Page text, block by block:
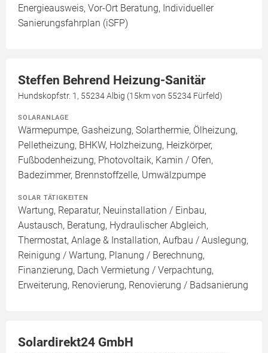
Energieausweis, Vor-Ort Beratung, Individueller
Sanierungsfahrplan (iSFP)
Steffen Behrend Heizung-Sanitär
Hundskopfstr. 1, 55234 Albig (15km von 55234 Fürfeld)
SOLARANLAGE
Wärmepumpe, Gasheizung, Solarthermie, Ölheizung,
Pelletheizung, BHKW, Holzheizung, Heizkörper,
Fußbodenheizung, Photovoltaik, Kamin / Ofen,
Badezimmer, Brennstoffzelle, Umwälzpumpe
SOLAR TÄTIGKEITEN
Wartung, Reparatur, Neuinstallation / Einbau,
Austausch, Beratung, Hydraulischer Abgleich,
Thermostat, Anlage & Installation, Aufbau / Auslegung,
Reinigung / Wartung, Planung / Berechnung,
Finanzierung, Dach Vermietung / Verpachtung,
Erweiterung, Renovierung, Renovierung / Badsanierung
Solardirekt24 GmbH